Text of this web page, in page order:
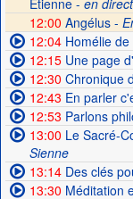
Étienne - en direct
12:00 Angélus -
12:04Homélie de
12:15Une page
12:30 Chronique
12:43 En parler
12:53 Parlons
13:00 Le Sacré-
Sienne
13:14Des clés
13:30 Méditation